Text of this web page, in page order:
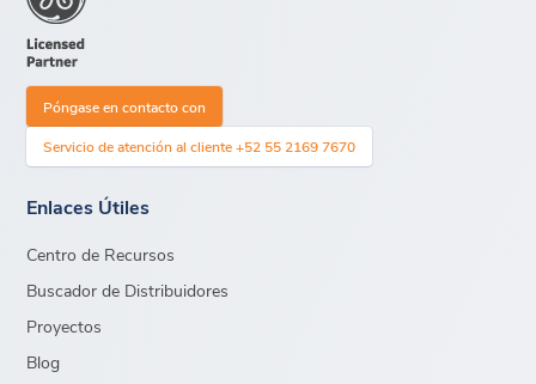
Póngase en contacto con
Servicio de atención al cliente +52 55 2169 7670
Enlaces Útiles
Centro de Recursos
Buscador de Distribuidores
Proyectos
Blog